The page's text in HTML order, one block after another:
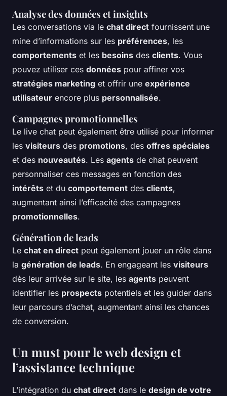
Analyse des données et insights
Les conversations via le chat direct fournissent une
mine d’informations sur les préférences, les
comportements et les besoins des clients. Vous
pouvez utiliser ces données pour affiner vos
stratégies marketing et offrir une expérience
utilisateur encore plus personnalisée.
Campagnes promotionnelles
Le live chat peut également être utilisé pour informer
les visiteurs des promotions, des offres spéciales
et des nouveautés. Les agents de chat peuvent
personnaliser ces messages en fonction des
intérêts et du comportement des clients,
augmentant ainsi l’efficacité des campagnes
promotionnelles.
Génération de leads
Le chat en direct peut également jouer un rôle dans
la génération de leads. En engageant les visiteurs
dès leur arrivée sur le site, les agents peuvent
identifier les prospects potentiels et les guider dans
leur parcours d’achat, augmentant ainsi les chances
de conversion.
Un must pour le web design et
l’assistance technique
L’intégration du chat direct dans le design de votre